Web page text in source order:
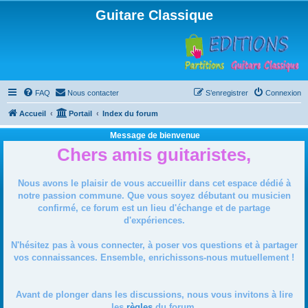
Guitare Classique
FAQ Nous contacter Connexion
S’enregistrer
Accueil Portail Index du forum
Message de bienvenue
Chers amis guitaristes,
Nous avons le plaisir de vous accueillir dans cet espace dédié à
notre passion commune. Que vous soyez débutant ou musicien
confirmé, ce forum est un lieu d'échange et de partage
d'expériences.
N'hésitez pas à vous connecter, à poser vos questions et à partager
vos connaissances. Ensemble, enrichissons-nous mutuellement !
Avant de plonger dans les discussions, nous vous invitons à lire